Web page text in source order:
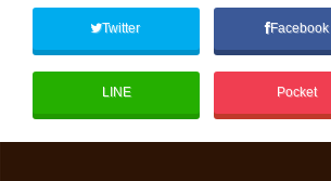
Twitter Facebook
LINE Pocket